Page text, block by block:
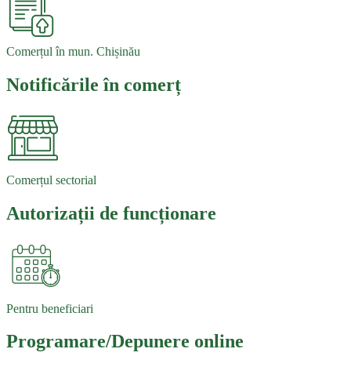
Comerțul în mun. Chișinău
Notificările în comerț
Comerțul sectorial
Autorizații de funcționare
Pentru beneficiari
Programare/Depunere online